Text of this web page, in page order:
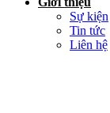
Sự kiện
Tin tức
Liên hệ